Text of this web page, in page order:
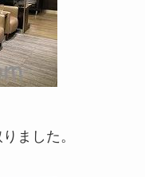
ました。